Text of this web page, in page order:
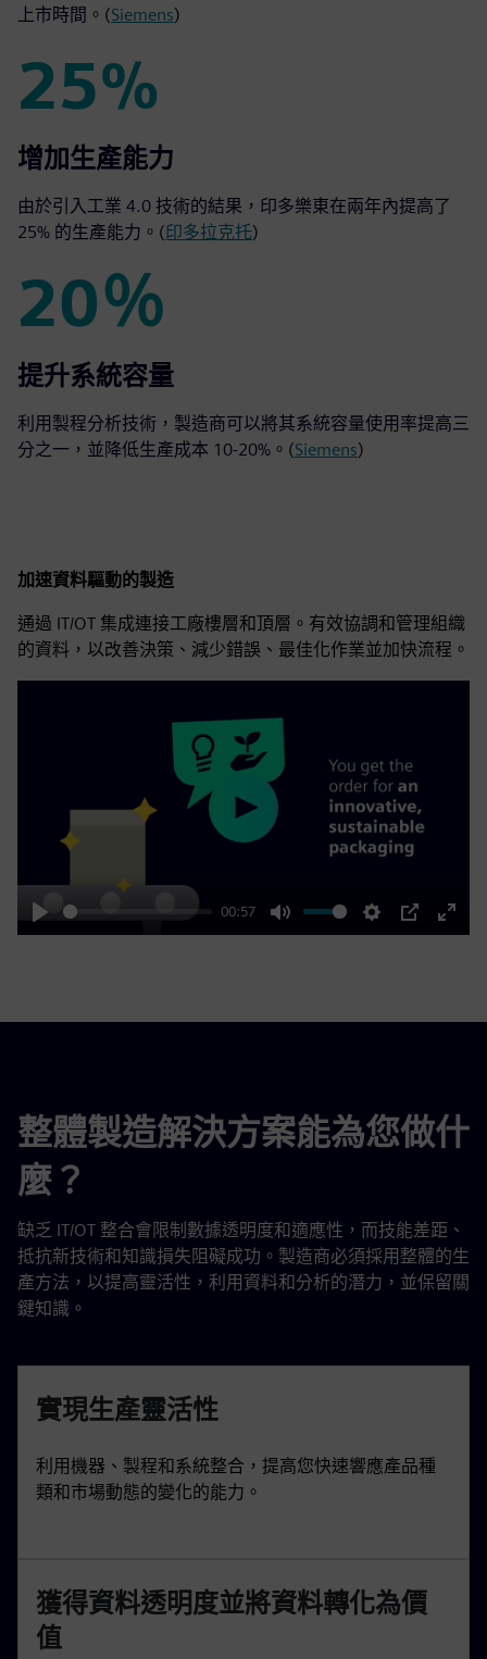
上市時間。(Siemens)
25%
25%
增加生產能力
由於引入工業 4.0 技術的結果，印多樂東在兩年內提高了
25% 的生產能力。(印多拉克托)
20％
20％
提升系統容量
利用製程分析技術，製造商可以將其系統容量使用率提高三
分之一，並降低生產成本 10-20%。(Siemens)
加速資料驅動的製造
通過 IT/OT 集成連接工廠樓層和頂層。有效協調和管理組織
的資料，以改善決策、減少錯誤、最佳化作業並加快流程。
Play
00:57
Mute Settings
PIP
Enter
Play
整體製造解決方案能為您做什
麼？
缺乏 IT/OT 整合會限制數據透明度和適應性，而技能差距、
抵抗新技術和知識損失阻礙成功。製造商必須採用整體的生
產方法，以提高靈活性，利用資料和分析的潛力，並保留關
鍵知識。
實現生產靈活性
利用機器、製程和系統整合，提高您快速響應產品種
類和市場動態的變化的能力。
獲得資料透明度並將資料轉化為價
值